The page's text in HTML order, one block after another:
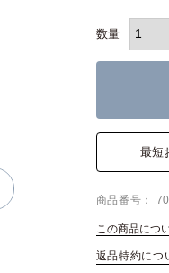
最短
商品番号
この商品につ
返品特約につ